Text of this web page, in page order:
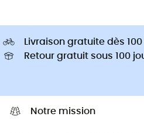
Livraison gratuite dès
Retour gratuit sous 100
Notre mission